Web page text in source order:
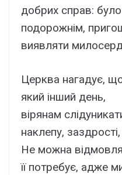
добрих справ:
подорожнім,
виявляти
Церква нагадує,
який інший день,
вірянам слід
наклепу,
Не можна
її потребує, адже